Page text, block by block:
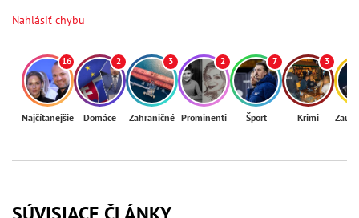
Nahlásiť chybu
16
Najčítanejšie
2
Domáce
3
Zahraničné
2
Prominenti
7
Šport
3
Krimi